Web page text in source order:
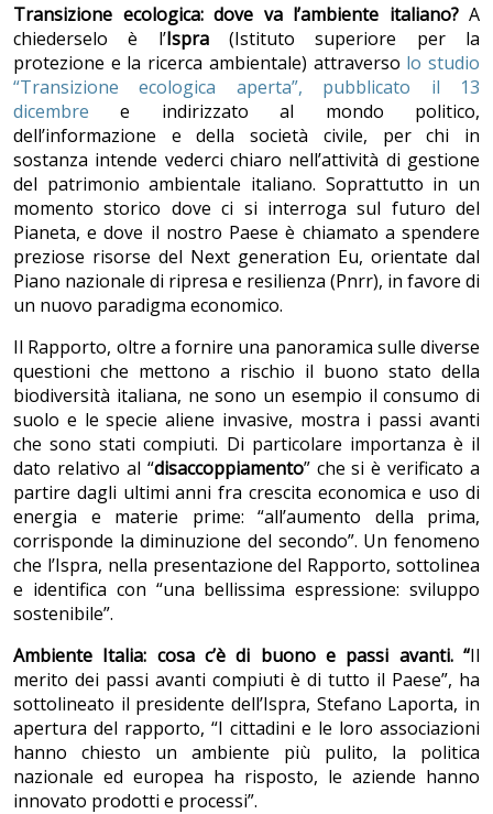
Transizione ecologica: dove va l’ambiente italiano?A
chiederselo è l’Ispra(Istituto superiore per la
protezione e la ricerca ambientale) attraverso lo studio
“Transizione ecologica aperta”, pubblicato il 13
dicembre e indirizzato al mondo politico,
dell’informazione e della società civile, per chi in
sostanza intende vederci chiaro nell’attività di gestione
del patrimonio ambientale italiano. Soprattutto in un
momento storico dove ci si interroga sul futuro del
Pianeta, e dove il nostro Paese è chiamato a spendere
preziose risorse del Next generation Eu, orientate dal
Piano nazionale di ripresa e resilienza (Pnrr), in favore di
un nuovo paradigma economico.
Il Rapporto, oltre a fornire una panoramica sulle diverse
questioni che mettono a rischio il buono stato della
biodiversità italiana, ne sono un esempio il consumo di
suolo e le specie aliene invasive, mostra i passi avanti
che sono stati compiuti. Di particolare importanza è il
dato relativo al “disaccoppiamento” che si è verificato a
partire dagli ultimi anni fra crescita economica e uso di
energia e materie prime: “all’aumento della prima,
corrisponde la diminuzione del secondo”. Un fenomeno
che l’Ispra, nella presentazione del Rapporto, sottolinea
e identifica con “una bellissima espressione: sviluppo
sostenibile”.
Ambiente Italia: cosa c’è di buono e passi avanti. “Il
merito dei passi avanti compiuti è di tutto il Paese”, ha
sottolineato il presidente dell’Ispra, Stefano Laporta, in
apertura del rapporto, “I cittadini e le loro associazioni
hanno chiesto un ambiente più pulito, la politica
nazionale ed europea ha risposto, le aziende hanno
innovato prodotti e processi”.